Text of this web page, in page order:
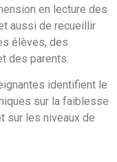
en lecture des
aussi de recueillir
élèves, des
des parents.
identifient le
sur la faiblesse
sur les niveaux de